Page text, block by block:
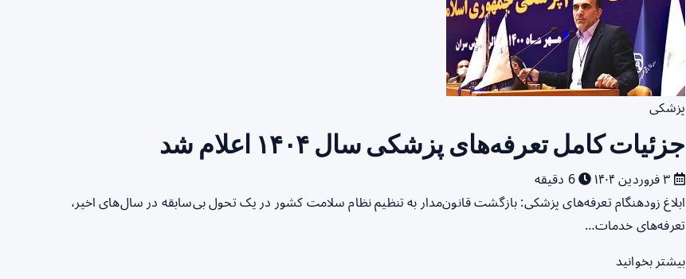
پزشکی
جزئیات کامل تعرفه‌های پزشکی سال ۱۴۰۴ اعلام شد
6 دقیقه
ابلاغ زودهنگام تعرفه‌های پزشکی: بازگشت قانون‌مدار به تنظیم نظام سلامت کشور در یک تحول بی‌سابقه در سال‌های اخیر،
تعرفه‌های خدمات…
بیشتر بخوانید